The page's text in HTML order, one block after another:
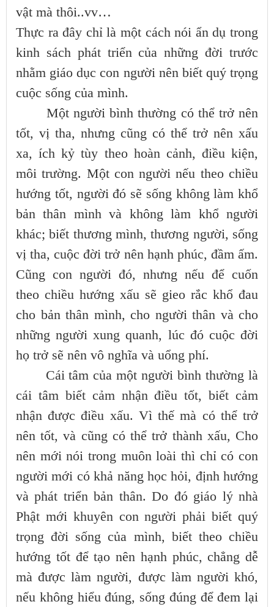
vật mà thôi..vv…
Thực ra đây chỉ là một cách nói ẩn dụ trong
kinh sách phát triển của những đời trước
nhằm giáo dục con người nên biết quý trọng
cuộc sống của mình.
Một người bình thường có thể trở nên
tốt, vị tha, nhưng cũng có thể trở nên xấu
xa, ích kỷ tùy theo hoàn cảnh, điều kiện,
môi trường. Một con người nếu theo chiều
hướng tốt, người đó sẽ sống không làm khổ
bản thân mình và không làm khổ người
khác; biết thương mình, thương người, sống
vị tha, cuộc đời trở nên hạnh phúc, đầm ấm.
Cũng con người đó, nhưng nếu để cuốn
theo chiều hướng xấu sẽ gieo rắc khổ đau
cho bản thân mình, cho người thân và cho
những người xung quanh, lúc đó cuộc đời
họ trở sẽ nên vô nghĩa và uổng phí.
Cái tâm của một người bình thường là
cái tâm biết cảm nhận điều tốt, biết cảm
nhận được điều xấu. Vì thế mà có thể trở
nên tốt, và cũng có thể trở thành xấu, Cho
nên mới nói trong muôn loài thì chỉ có con
người mới có khả năng học hỏi, định hướng
và phát triển bản thân. Do đó giáo lý nhà
Phật mới khuyên con người phải biết quý
trọng đời sống của mình, biết theo chiều
hướng tốt để tạo nên hạnh phúc, chẳng dễ
mà được làm người, được làm người khó,
nếu không hiểu đúng, sống đúng để đem lại